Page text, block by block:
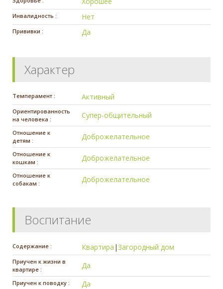
Инвалидность : Нет
Прививки : Да
Характер
Темперамент : Активный
Ориентированность
на человека :
Супер-общительный
Отношение к
детям :
Доброжелательное
Отношение к
кошкам :
Доброжелательное
Отношение к
собакам :
Доброжелательное
Воспитание
Содержание : Квартира |Загородный дом
Приучен к жизни в
квартире :
Да
Приучен к поводку : Да